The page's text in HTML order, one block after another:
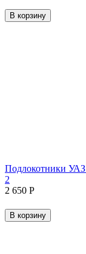
В корзину
Подлокотники
2
2 650 Р
В корзину